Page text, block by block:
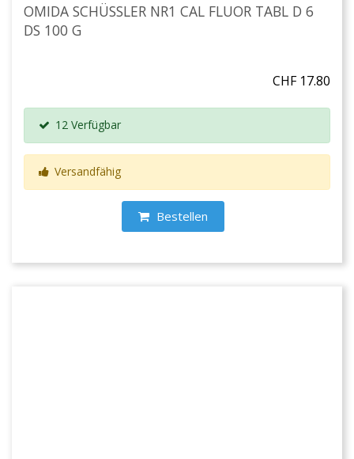
OMIDA SCHÜSSLER NR1 CAL FLUOR TABL D 6
DS 100 G
CHF 17.80
12 Verfügbar
Versandfähig
Bestellen